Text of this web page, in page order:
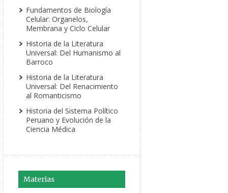
Fundamentos de Biología
Celular: Organelos,
Membrana y Ciclo Celular
Historia de la Literatura
Universal: Del Humanismo al
Barroco
Historia de la Literatura
Universal: Del Renacimiento
al Romanticismo
Historia del Sistema Político
Peruano y Evolución de la
Ciencia Médica
Materias